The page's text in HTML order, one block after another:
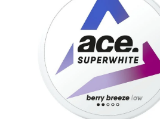
¡Compra Ahora y
No esperes más para disfrutar
global de clientes satisfechos
nuestros productos. Aprovecha
para experimentar la diferencia.